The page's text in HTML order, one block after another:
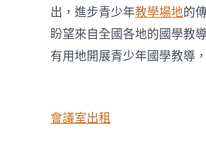
出，進步青少年教學場地的
盼望來自全國各地的國學教
有用地開展青少年國學教導
會議室出租